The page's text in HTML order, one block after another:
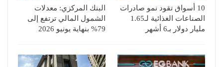
10 أسواق تقود نمو صادرات
الصناعات الغذائية لـ1.65
مليار دولار بـ6 أشهر
البنك المركزي: معدلات
الشمول المالي ترتفع إلى
79% بنهاية يونيو 2026